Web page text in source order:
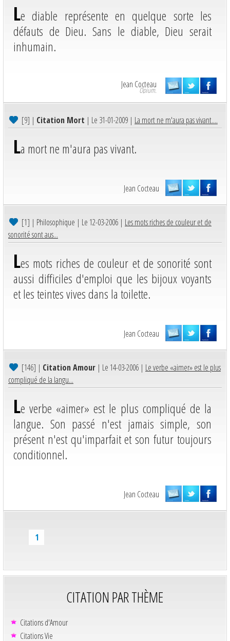
Le diable représente en quelque sorte les
défauts de Dieu. Sans le diable, Dieu serait
inhumain.
Jean Cocteau
Opium.
[9] | Citation Mort | Le 31-01-2009 | La mort ne m'aura pas vivant....
La mort ne m'aura pas vivant.
Jean Cocteau
[1] | Philosophique | Le 12-03-2006 | Les mots riches de couleur et de
sonorité sont aus...
Les mots riches de couleur et de sonorité sont
aussi difficiles d'emploi que les bijoux voyants
et les teintes vives dans la toilette.
Jean Cocteau
[146] | Citation Amour | Le 14-03-2006 | Le verbe «aimer» est le plus
compliqué de la langu...
Le verbe «aimer» est le plus compliqué de la
langue. Son passé n'est jamais simple, son
présent n'est qu'imparfait et son futur toujours
conditionnel.
Jean Cocteau
1
CITATION PAR THÈME
Citations d'Amour
Citations Vie